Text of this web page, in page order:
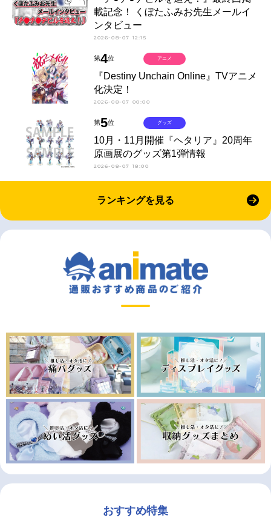
載記念！ くぼたふみお先生メールイ
ンタビュー
2026-08-07 12:15
第4位
『Destiny Unchain Online』TVアニメ
化決定！
2026-08-07 00:00
アニメ
第5位
10月・11月開催『ヘタリア』20周年
原画展のグッズ第1弾情報
2026-08-07 18:00
グッズ
ランキングを見る
おすすめ特集